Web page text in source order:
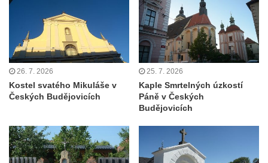
svatých Šimona a Judy v Lipové u Šluknova
Hřbitovní kaple v Lobendavě
Kostel Navštívení Panny Marie v
Lobendavě
Márnice na bývalém hřbitově u kostela
Navštívení Panny Marie v Lobendavě
Lobendavy
Kostel svaté Máří Magdalény v Krásné Lípě
26. 7. 2026
Kostel svatého Mikuláše v
Českých Budějovicích
25. 7. 2026
Kaple Smrtelných úzkostí
Páně v Českých
Budějovicích